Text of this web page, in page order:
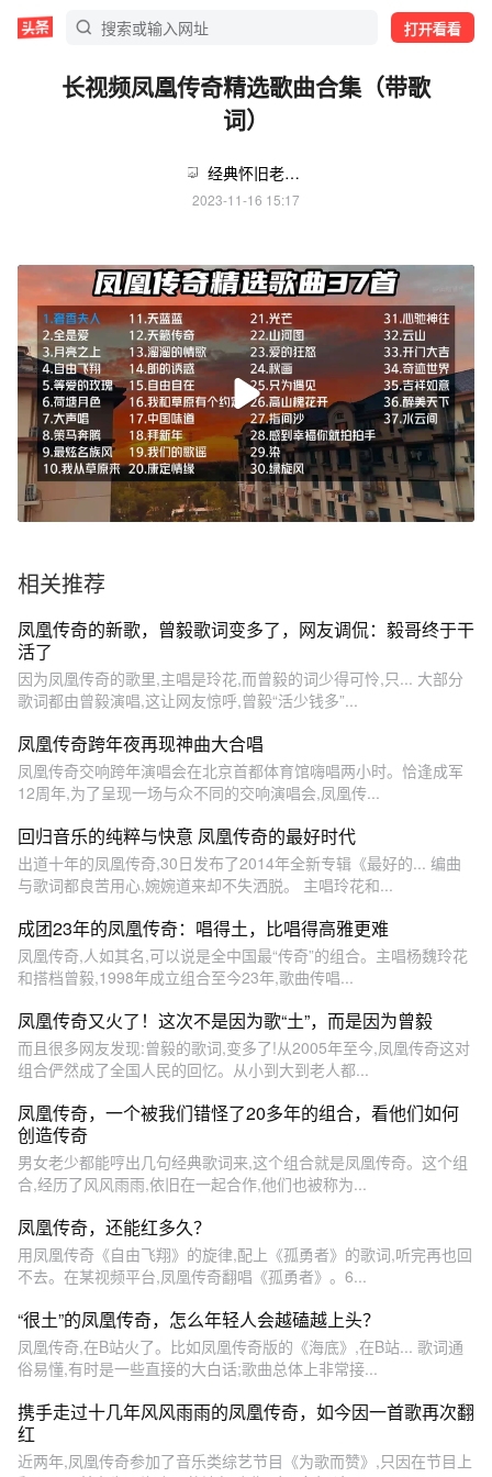
打开看看
长视频凤凰传奇精选歌曲合集（带歌
词）
经典怀旧老歌che载u盘
2023-11-16 15:17
相关推荐
凤凰传奇的新歌，曾毅歌词变多了，网友调侃：毅哥终于干
活了
因为凤凰传奇的歌里,主唱是玲花,而曾毅的词少得可怜,只... 大部分
歌词都由曾毅演唱,这让网友惊呼,曾毅“活少钱多”...
凤凰传奇跨年夜再现神曲大合唱
凤凰传奇交响跨年演唱会在北京首都体育馆嗨唱两小时。恰逢成军
12周年,为了呈现一场与众不同的交响演唱会,凤凰传...
回归音乐的纯粹与快意 凤凰传奇的最好时代
出道十年的凤凰传奇,30日发布了2014年全新专辑《最好的... 编曲
与歌词都良苦用心,婉婉道来却不失洒脱。 主唱玲花和...
成团23年的凤凰传奇：唱得土，比唱得高雅更难
凤凰传奇,人如其名,可以说是全中国最“传奇”的组合。主唱杨魏玲花
和搭档曾毅,1998年成立组合至今23年,歌曲传唱...
凤凰传奇又火了！这次不是因为歌“土”，而是因为曾毅
而且很多网友发现:曾毅的歌词,变多了!从2005年至今,凤凰传奇这对
组合俨然成了全国人民的回忆。从小到大到老人都...
凤凰传奇，一个被我们错怪了20多年的组合，看他们如何
创造传奇
男女老少都能哼出几句经典歌词来,这个组合就是凤凰传奇。这个组
合,经历了风风雨雨,依旧在一起合作,他们也被称为...
凤凰传奇，还能红多久？
用凤凰传奇《自由飞翔》的旋律,配上《孤勇者》的歌词,听完再也回
不去。在某视频平台,凤凰传奇翻唱《孤勇者》。6...
“很土”的凤凰传奇，怎么年轻人会越磕越上头？
凤凰传奇,在B站火了。比如凤凰传奇版的《海底》,在B站... 歌词通
俗易懂,有时是一些直接的大白话;歌曲总体上非常接...
携手走过十几年风风雨雨的凤凰传奇，如今因一首歌再次翻
红
近两年,凤凰传奇参加了音乐类综艺节目《为歌而赞》,只因在节目上